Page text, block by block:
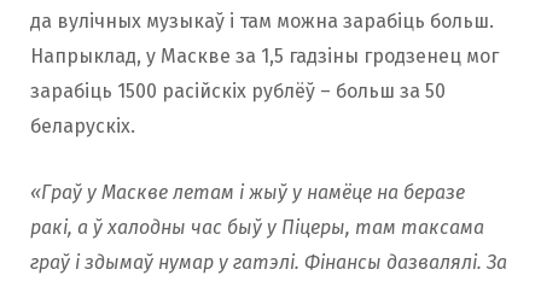
да вулічных музыкаў і там можна зарабіць больш.
Напрыклад, у Маскве за 1,5 гадзіны гродзенец мог
зарабіць 1500 расійскіх рублёў – больш за 50
беларускіх.
«Граў у Маскве летам і жыў у намёце на беразе
ракі, а ў халодны час быў у Піцеры, там таксама
граў і здымаў нумар у гатэлі. Фінансы дазвалялі. За